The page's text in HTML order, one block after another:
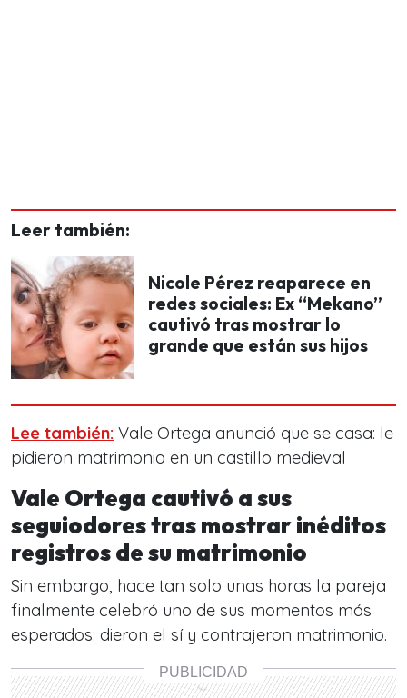
Leer también:
Nicole Pérez reaparece en
redes sociales: Ex “Mekano”
cautivó tras mostrar lo
grande que están sus hijos
Lee también: Vale Ortega anunció que se casa: le
pidieron matrimonio en un castillo medieval
Vale Ortega cautivó a sus
seguiodores tras mostrar inéditos
registros de su matrimonio
Sin embargo, hace tan solo unas horas la pareja
finalmente celebró uno de sus momentos más
esperados: dieron el sí y contrajeron matrimonio.